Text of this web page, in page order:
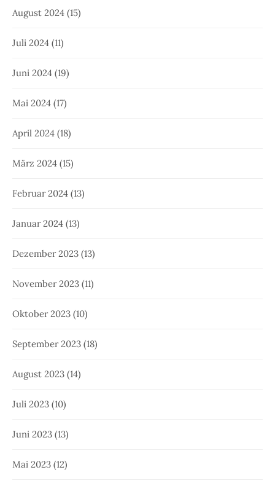
August 2024 (15)
Juli 2024 (11)
Juni 2024 (19)
Mai 2024 (17)
April 2024 (18)
März 2024 (15)
Februar 2024 (13)
Januar 2024 (13)
Dezember 2023 (13)
November 2023 (11)
Oktober 2023 (10)
September 2023 (18)
August 2023 (14)
Juli 2023 (10)
Juni 2023 (13)
Mai 2023 (12)